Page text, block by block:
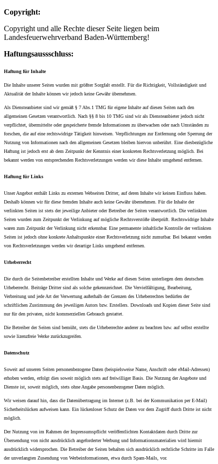
Copyright:
Copyright und alle Rechte dieser Seite liegen beim
Landesfeuerwehrverband Baden-Württemberg!
Haftungsaussschluss:
Haftung für Inhalte
Die Inhalte unserer Seiten wurden mit größter Sorgfalt erstellt. Für die Richtigkeit, Vollständigkeit und
Aktualität der Inhalte können wir jedoch keine Gewähr übernehmen.
Als Diensteanbieter sind wir gemäß § 7 Abs.1 TMG für eigene Inhalte auf diesen Seiten nach den
allgemeinen Gesetzen verantwortlich. Nach §§ 8 bis 10 TMG sind wir als Diensteanbieter jedoch nicht
verpflichtet, übermittelte oder gespeicherte fremde Informationen zu überwachen oder nach Umständen zu
forschen, die auf eine rechtswidrige Tätigkeit hinweisen. Verpflichtungen zur Entfernung oder Sperrung der
Nutzung von Informationen nach den allgemeinen Gesetzen bleiben hiervon unberührt. Eine diesbezügliche
Haftung ist jedoch erst ab dem Zeitpunkt der Kenntnis einer konkreten Rechtsverletzung möglich. Bei
bekannt werden von entsprechenden Rechtsverletzungen werden wir diese Inhalte umgehend entfernen.
Haftung für Links
Unser Angebot enthält Links zu externen Webseiten Dritter, auf deren Inhalte wir keinen Einfluss haben.
Deshalb können wir für diese fremden Inhalte auch keine Gewähr übernehmen. Für die Inhalte der
verlinkten Seiten ist stets der jeweilige Anbieter oder Betreiber der Seiten verantwortlich. Die verlinkten
Seiten wurden zum Zeitpunkt der Verlinkung auf mögliche Rechtsverstöße überprüft. Rechtswidrige Inhalte
waren zum Zeitpunkt der Verlinkung nicht erkennbar. Eine permanente inhaltliche Kontrolle der verlinkten
Seiten ist jedoch ohne konkrete Anhaltspunkte einer Rechtsverletzung nicht zumutbar. Bei bekannt werden
von Rechtsverletzungen werden wir derartige Links umgehend entfernen.
Urheberrecht
Die durch die Seitenbetreiber erstellten Inhalte und Werke auf diesen Seiten unterliegen dem deutschen
Urheberrecht. Beiträge Dritter sind als solche gekennzeichnet. Die Vervielfältigung, Bearbeitung,
Verbreitung und jede Art der Verwertung außerhalb der Grenzen des Urheberrechtes bedürfen der
schriftlichen Zustimmung des jeweiligen Autors bzw. Erstellers. Downloads und Kopien dieser Seite sind
nur für den privaten, nicht kommerziellen Gebrauch gestattet.
Die Betreiber der Seiten sind bemüht, stets die Urheberrechte anderer zu beachten bzw. auf selbst erstellte
sowie lizenzfreie Werke zurückzugreifen.
Datenschutz
Soweit auf unseren Seiten personenbezogene Daten (beispielsweise Name, Anschrift oder eMail-Adressen)
erhoben werden, erfolgt dies soweit möglich stets auf freiwilliger Basis. Die Nutzung der Angebote und
Dienste ist, soweit möglich, stets ohne Angabe personenbezogener Daten möglich.
Wir weisen darauf hin, dass die Datenübertragung im Internet (z.B. bei der Kommunikation per E-Mail)
Sicherheitslücken aufweisen kann. Ein lückenloser Schutz der Daten vor dem Zugriff durch Dritte ist nicht
möglich.
Der Nutzung von im Rahmen der Impressumspflicht veröffentlichten Kontaktdaten durch Dritte zur
Übersendung von nicht ausdrücklich angeforderter Werbung und Informationsmaterialien wird hiermit
ausdrücklich widersprochen. Die Betreiber der Seiten behalten sich ausdrücklich rechtliche Schritte im Falle
der unverlangten Zusendung von Werbeinformationen, etwa durch Spam-Mails, vor.